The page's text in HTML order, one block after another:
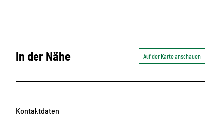
In der Nähe Auf der Karte anschauen
Kontaktdaten